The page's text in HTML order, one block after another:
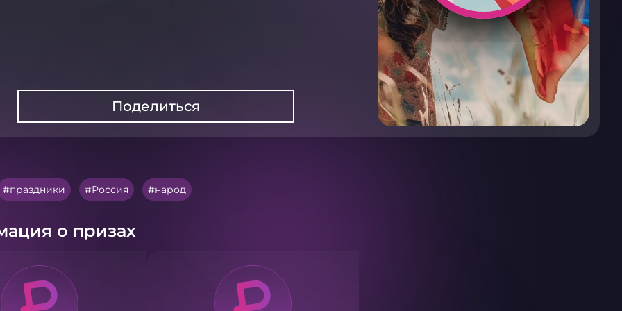
Поделиться
праздники Россия народ
о призах